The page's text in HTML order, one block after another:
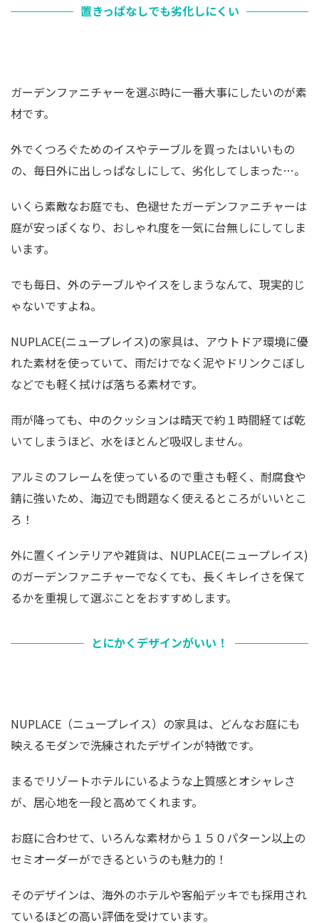
置きっぱなしでも劣化しにくい
ガーデンファニチャーを選ぶ時に一番大事にしたいのが素
材です。
外でくつろぐためのイスやテーブルを買ったはいいもの
の、毎日外に出しっぱなしにして、劣化してしまった…。
いくら素敵なお庭でも、色褪せたガーデンファニチャーは
庭が安っぽくなり、おしゃれ度を一気に台無しにしてしま
います。
でも毎日、外のテーブルやイスをしまうなんて、現実的じ
ゃないですよね。
NUPLACE(ニュープレイス)の家具は、アウトドア環境に優
れた素材を使っていて、雨だけでなく泥やドリンクこぼし
などでも軽く拭けば落ちる素材です。
雨が降っても、中のクッションは晴天で約１時間経てば乾
いてしまうほど、水をほとんど吸収しません。
アルミのフレームを使っているので重さも軽く、耐腐食や
錆に強いため、海辺でも問題なく使えるところがいいとこ
ろ！
外に置くインテリアや雑貨は、NUPLACE(ニュープレイス)
のガーデンファニチャーでなくても、長くキレイさを保て
るかを重視して選ぶことをおすすめします。
とにかくデザインがいい！
NUPLACE（ニュープレイス）の家具は、どんなお庭にも
映えるモダンで洗練されたデザインが特徴です。
まるでリゾートホテルにいるような上質感とオシャレさ
が、居心地を一段と高めてくれます。
お庭に合わせて、いろんな素材から１５０パターン以上の
セミオーダーができるというのも魅力的！
そのデザインは、海外のホテルや客船デッキでも採用され
ているほどの高い評価を受けています。